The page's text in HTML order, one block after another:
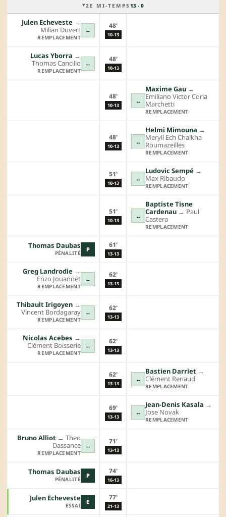
2E MI-TEMPS 13 - 0
↔
Julen Echeveste →︎
Milian Duvert
REMPLACEMENT
48'
10-13
↔
Lucas Yborra →︎
Thomas Cancillo
REMPLACEMENT
48'
10-13
48'
10-13
↔
Maxime Gau →︎
Emiliano Victor Coria
Marchetti
REMPLACEMENT
48'
10-13
↔
Helmi Mimouna →︎
Meryll Ech Chalkha
Roumazeilles
REMPLACEMENT
51'
10-13
↔
Ludovic Sempé →︎
Max Ribaudo
REMPLACEMENT
51'
10-13
↔
Baptiste Tisne
Cardenau →︎ Paul
Castera
REMPLACEMENT
P
Thomas Daubas
PÉNALITÉ
61'
13-13
↔
Greg Landrodie →︎
Enzo Jouannet
REMPLACEMENT
62'
13-13
↔
Thibault Irigoyen →︎
Vincent Bordagaray
REMPLACEMENT
62'
13-13
↔
Nicolas Acebes →︎
Clément Boisserie
REMPLACEMENT
62'
13-13
62'
13-13
↔
Bastien Darriet →︎
Clément Renaud
REMPLACEMENT
69'
13-13
↔
Jean-Denis Kasala →︎
Jose Novak
REMPLACEMENT
↔
Bruno Alliot →︎ Theo
Dassance
REMPLACEMENT
71'
13-13
P
Thomas Daubas
PÉNALITÉ
74'
16-13
E
Julen Echeveste
ESSAI
77'
21-13